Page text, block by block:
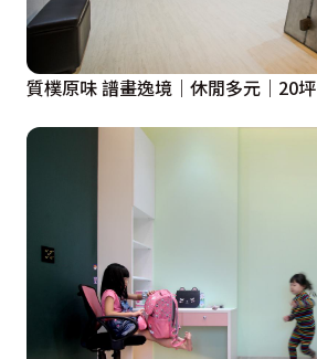
質樸原味 譜畫逸境｜休閒多元｜20坪